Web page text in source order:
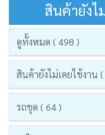
สินค้ายังไ
ดูทั้งหมด ( 498 )
สินค้ายังไม่เคยใช้งาน
รถขุด ( 64 )